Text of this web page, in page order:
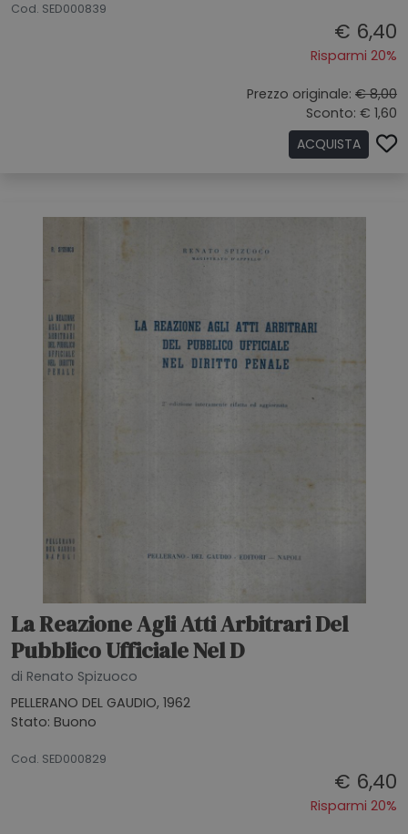
Cod. SED000839
€ 6,40
Risparmi 20%
Prezzo originale: € 8,00
Sconto: € 1,60
ACQUISTA
La Reazione Agli Atti Arbitrari Del
Pubblico Ufficiale Nel D
di Renato Spizuoco
PELLERANO DEL GAUDIO, 1962
Stato: Buono
Cod. SED000829
€ 6,40
Risparmi 20%